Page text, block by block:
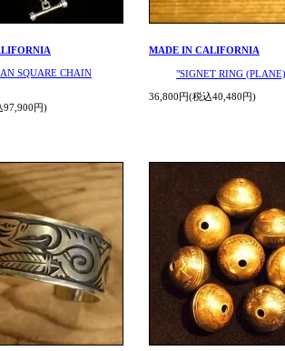
SQUARE CHAIN
97,900円)
MADE IN CALIFORNIA
"SIGNET RING
36,800円(税込40,480円)